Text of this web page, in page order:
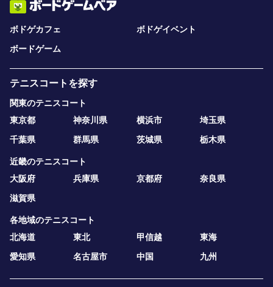
ボドゲカフェ
ボドゲイベント
ボードゲーム
テニスコートを探す
関東のテニスコート
東京都
神奈川県 横浜市
埼玉県
千葉県
群馬県 茨城県 栃木県
近畿のテニスコート
大阪府
兵庫県 京都府
奈良県
滋賀県
各地域のテニスコート
北海道
東北 甲信越
東海
愛知県
名古屋市 中国 九州